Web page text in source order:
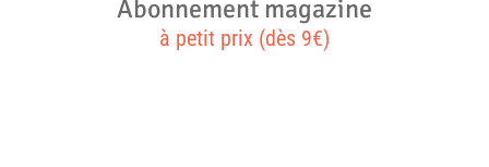
Abonnement magazine
à petit prix (dès 9€)